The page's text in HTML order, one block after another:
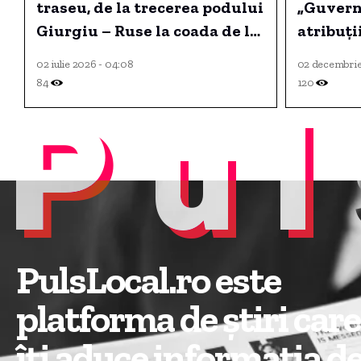
traseu, de la trecerea podului
Giurgiu – Ruse la coada de la
02 iulie 2026 - 04:08
84
02
120
PulsLocal.ro este
platforma de știri care